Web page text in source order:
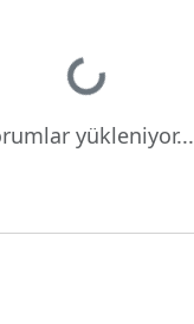
Yükleniyor...
yükleniyor...